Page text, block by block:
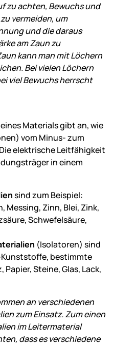
zu achten, Bewuchs und
vermeiden, um
und die daraus
am Zaun zu
kann man mit Löchern
Bei vielen Löchern
viel Bewuchs herrscht
eines Materials gibt an, wie
vom Minus- zum
elektrische Leitfähigkeit
in einem
sind zum Beispiel:
Messing, Zinn, Blei, Zink,
Schwefelsäure,
(Isolatoren) sind
Kunststoffe, bestimmte
Steine, Glas, Lack,
an verschiedenen
zum Einsatz. Zum einen
im Leitermaterial
dass es verschiedene